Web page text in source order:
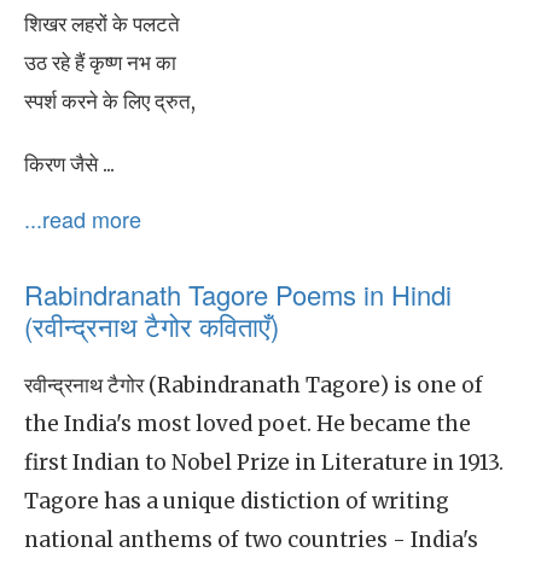
शिखर लहरों के पलटते
उठ रहे हैं कृष्ण नभ का
स्पर्श करने के लिए द्रुत,
किरण जैसे ...
...read more
Rabindranath Tagore Poems in Hindi
(रवीन्द्रनाथ टैगोर कविताएँ)
रवीन्द्रनाथ टैगोर (Rabindranath Tagore) is one of
the India's most loved poet. He became the
first Indian to Nobel Prize in Literature in 1913.
Tagore has a unique distiction of writing
national anthems of two countries - India's